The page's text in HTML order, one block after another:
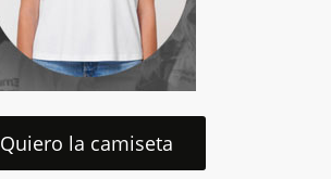
Quiero la camiseta